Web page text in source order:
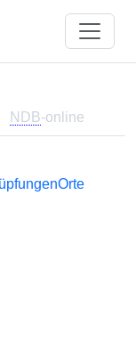
NDB-online
Orte